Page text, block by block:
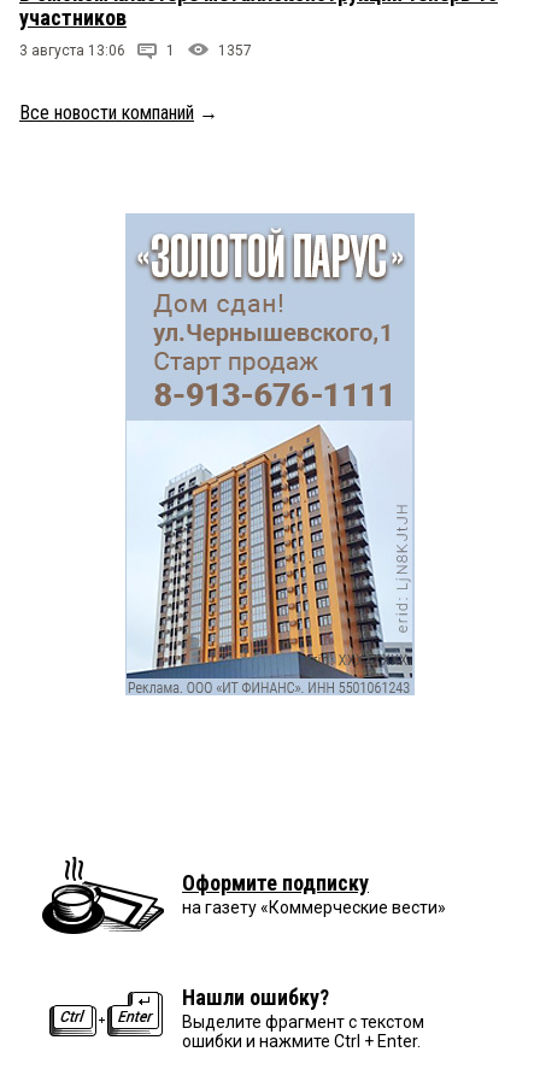
участников
3 августа 13:06 1 1357
Все новости компаний →
Оформите подписку
на газету «Коммерческие вести»
Нашли ошибку?
Выделите фрагмент с текстом
ошибки и нажмите Ctrl + Enter.